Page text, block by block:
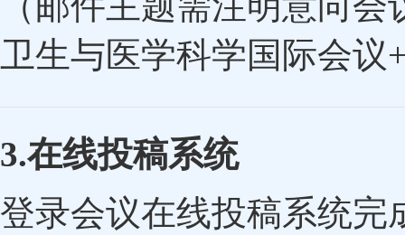
卫生与医学科学国际会议
3.在线投稿系统
登录会议在线投稿系统完